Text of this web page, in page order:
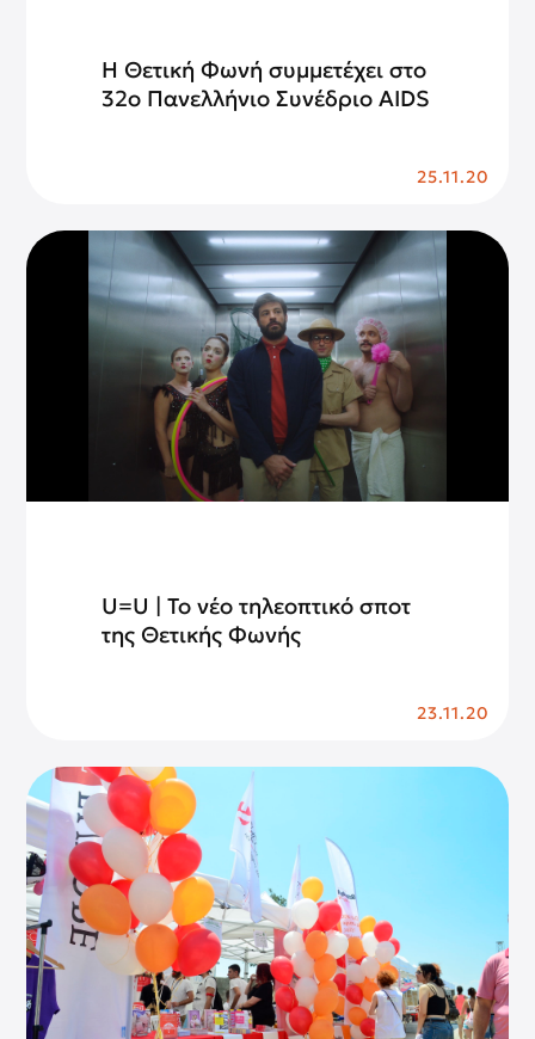
Η Θετική Φωνή συμμετέχει στο
32o Πανελλήνιο Συνέδριο AIDS
25.11.20
U=U | Το νέο τηλεοπτικό σποτ
της Θετικής Φωνής
23.11.20